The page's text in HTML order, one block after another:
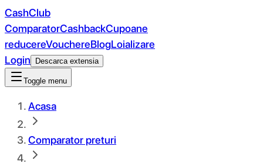
CashClub
ComparatorCashbackCupoane
reducereVouchereBlogLoializare
Login
Descarca extensia
Toggle menu
Acasa
Comparator preturi